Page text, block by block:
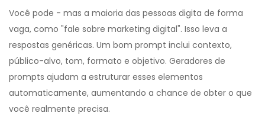
Você pode - mas a maioria das pessoas digita de forma
vaga, como "fale sobre marketing digital". Isso leva a
respostas genéricas. Um bom prompt inclui contexto,
público-alvo, tom, formato e objetivo. Geradores de
prompts ajudam a estruturar esses elementos
automaticamente, aumentando a chance de obter o que
você realmente precisa.